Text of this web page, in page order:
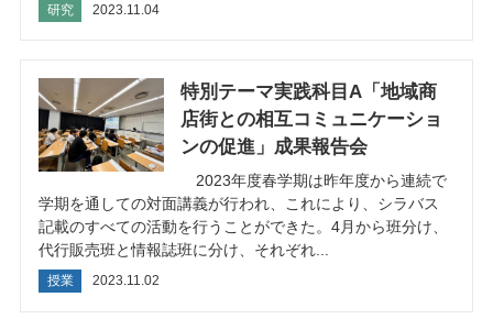
研究 2023.11.04
特別テーマ実践科⽬A「地域商
店街との相互コミュニケーショ
ンの促進」成果報告会
2023年度春学期は昨年度から連続で
学期を通しての対面講義が行われ、これにより、シラバス
記載のすべての活動を行うことができた。4月から班分け、
代行販売班と情報誌班に分け、それぞれ...
授業 2023.11.02